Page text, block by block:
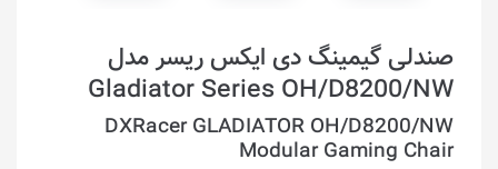
صندلی گیمینگ دی ایکس ریسر مدل
Gladiator Series OH/D8200/NW
DXRacer GLADIATOR OH/D8200/NW
Modular Gaming Chair